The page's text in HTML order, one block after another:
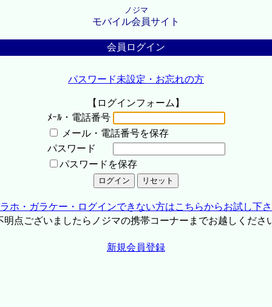
ノジマ
モバイル会員サイト
会員ログイン
パスワード未設定・お忘れの方
【ログインフォーム】
ﾒｰﾙ・電話番号
メール・電話番号を保存
パスワード
パスワードを保存
ホ・ガラケー・ログインできない方はこちらからお試し下
点ございましたらノジマの携帯コーナーまでお越しくださ
新規会員登録